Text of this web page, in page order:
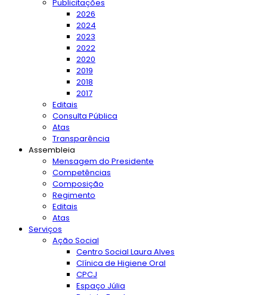
Publicitações
2026
2024
2023
2022
2020
2019
2018
2017
Editais
Consulta Pública
Atas
Transparência
Assembleia
Mensagem do Presidente
Competências
Composição
Regimento
Editais
Atas
Serviços
Ação Social
Centro Social Laura Alves
Clínica de Higiene Oral
CPCJ
Espaço Júlia